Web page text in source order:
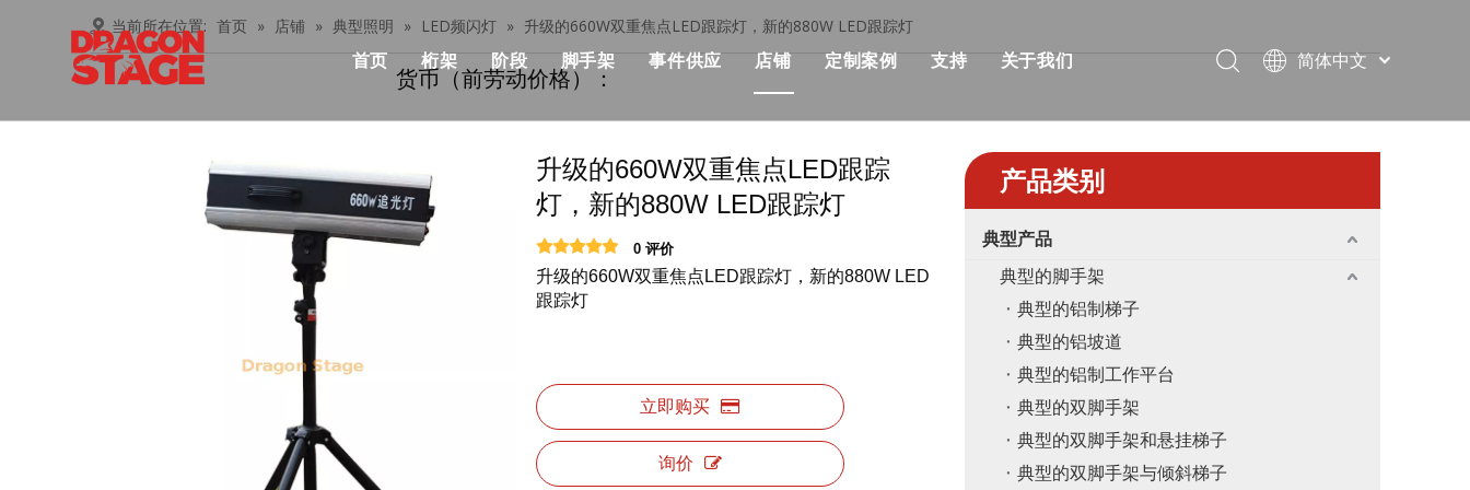
首页 桁架
桁架设计产品清单
忍者战士桁架系统
阶段
快速舞台
管道阶段
铁阶段
圆场
跑道舞台
户外舞台
脚手架
铝制脚手架
可折叠的脚手架
双脚手架与攀登梯子
铝制梯子
铝制工作平台
事件供应
优点
机械
事件LED显示
活动用品
店铺
快速舞台价格
事件级价格
舞台照明价格
舞台音价
定制案例
KSA事件解决方案
支持
常问问题
下载
关于我们
展览
联系我们
简体中文
Pусский
Español
العربية
English
当前所在位置: 首页 » 店铺 » 典型照明 » LED频闪灯 » 升级的660W双重焦点LED跟踪灯，新的880W LED跟踪灯
货币（前劳动价格）：
升级的660W双重焦点LED跟踪
灯，新的880W LED跟踪灯
0 评价
升级的660W双重焦点LED跟踪灯，新的880W LED
跟踪灯
立即购买
询价
产品类别
典型产品
典型的脚手架
典型的铝制梯子
典型的铝坡道
典型的铝制工作平台
典型的双脚手架
典型的双脚手架和悬挂梯子
典型的双脚手架与倾斜梯子